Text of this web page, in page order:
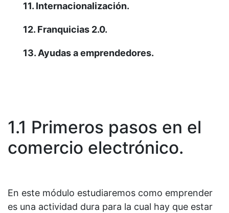
11. Internacionalización.
12. Franquicias 2.0.
13. Ayudas a emprendedores.
1.1 Primeros pasos en el
comercio electrónico.
En este módulo estudiaremos como emprender
es una actividad dura para la cual hay que estar